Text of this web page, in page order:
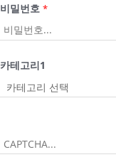
비밀번호 *
카테고리1